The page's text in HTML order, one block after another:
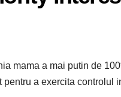
mama a mai putin de
a exercita controlul